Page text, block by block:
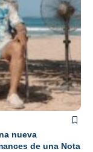
nueva
de una Nota